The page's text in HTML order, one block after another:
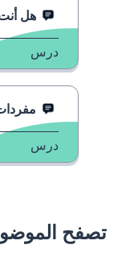
هل
درس
درس
تصفح